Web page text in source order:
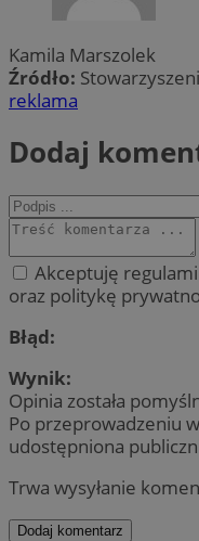
Kamila Marszolek
Źródło:
reklama
Dodaj
Akceptuję
oraz politykę
Błąd:
Wynik:
Opinia została
Po przeprowadzeniu
udostępniona
Trwa wysyłanie
Dodaj komentarz